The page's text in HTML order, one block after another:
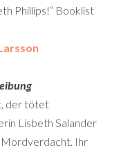
Phillips!“ Booklist
der tötet
Lisbeth Salander
Ihr